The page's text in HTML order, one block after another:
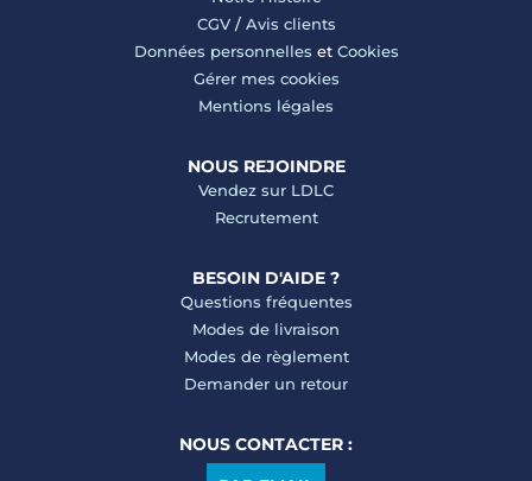
CGV/ Avis clients
Données personnelles et Cookies
Gérer mes cookies
Mentions légales
NOUS REJOINDRE
Vendez sur LDLC
Recrutement
BESOIN D'AIDE ?
Questions fréquentes
Modes de livraison
Modes de règlement
Demander un retour
NOUS CONTACTER :